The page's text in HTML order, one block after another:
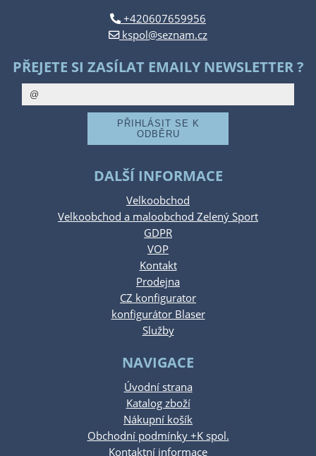
+420607659956
kspol@seznam.cz
PŘEJETE SI ZASÍLAT EMAILY NEWSLETTER ?
DALŠÍ INFORMACE
Velkoobchod
Velkoobchod a maloobchod Zelený Sport
GDPR
VOP
Kontakt
Prodejna
CZ konfigurator
konfigurátor Blaser
Služby
NAVIGACE
Úvodní strana
Katalog zboží
Nákupní košík
Obchodní podmínky +K spol.
Kontaktní informace